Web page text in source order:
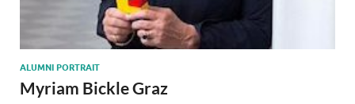
ALUMNI PORTRAIT
Myriam Bickle Graz